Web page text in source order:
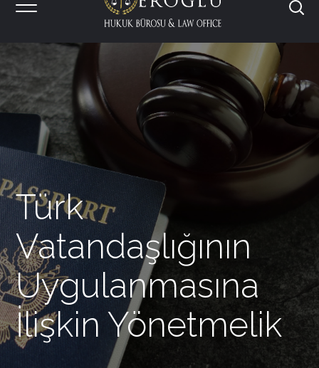
Türk
Vatandaşlığının
Uygulanmasına
İlişkin Yönetmelik